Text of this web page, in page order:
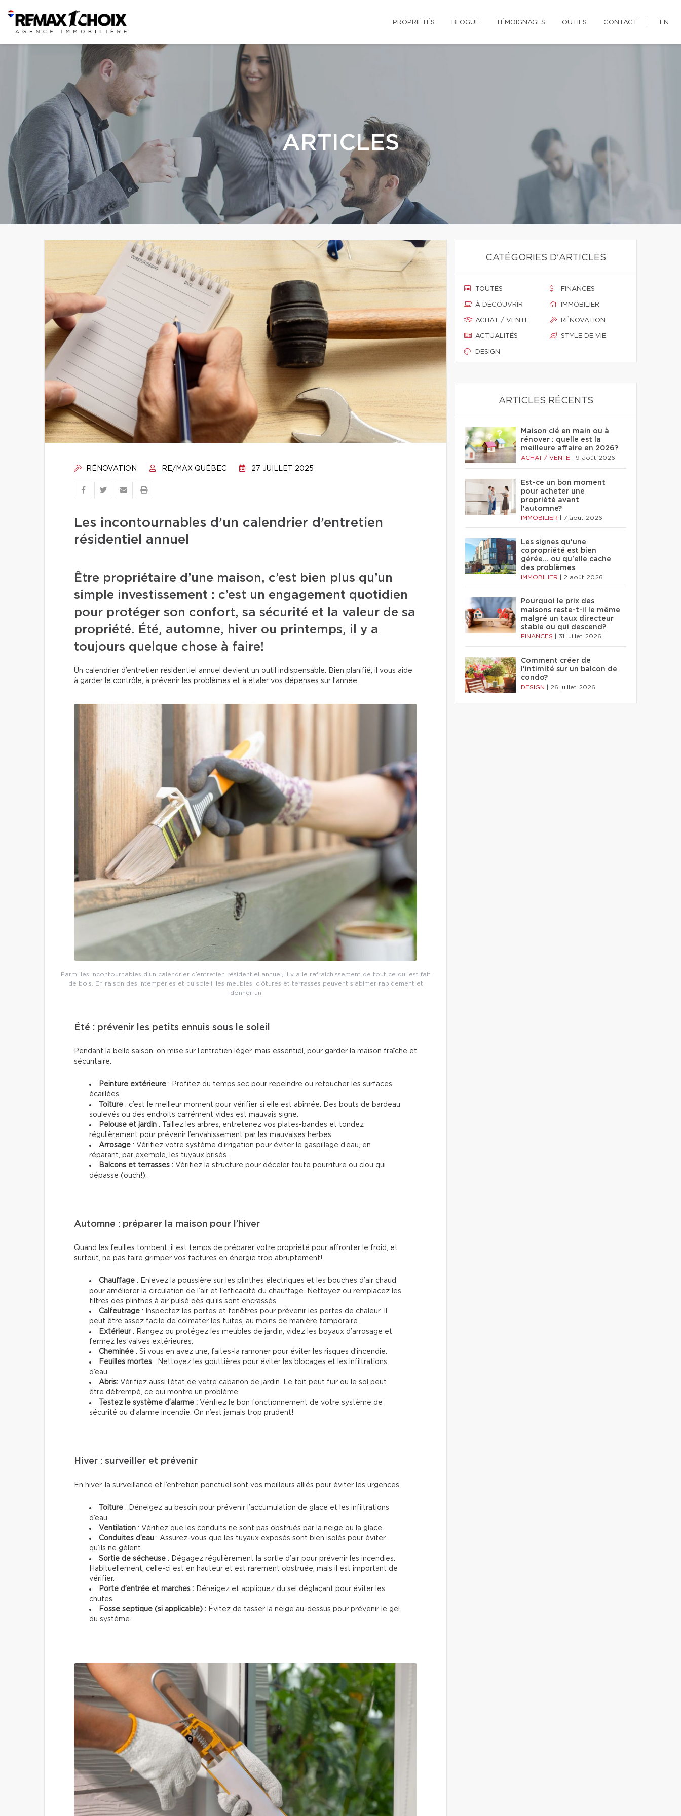
PROPRIÉTÉS BLOGUE TÉMOIGNAGES OUTILS CONTACT EN
ARTICLES
RÉNOVATION RE/MAX QUÉBEC 27 JUILLET 2025
Les incontournables d’un calendrier d’entretien
résidentiel annuel
Être propriétaire d’une maison, c’est bien plus qu’un
simple investissement : c’est un engagement quotidien
pour protéger son confort, sa sécurité et la valeur de sa
propriété. Été, automne, hiver ou printemps, il y a
toujours quelque chose à faire!
Un calendrier d’entretien résidentiel annuel devient un outil indispensable. Bien planifié, il vous aide
à garder le contrôle, à prévenir les problèmes et à étaler vos dépenses sur l’année.
Parmi les incontournables d’un calendrier d’entretien résidentiel annuel, il y a le rafraichissement de tout ce qui est fait
de bois. En raison des intempéries et du soleil, les meubles, clôtures et terrasses peuvent s’abîmer rapidement et
donner un
Été : prévenir les petits ennuis sous le soleil
Pendant la belle saison, on mise sur l’entretien léger, mais essentiel, pour garder la maison fraîche et
sécuritaire.
Peinture extérieure : Profitez du temps sec pour repeindre ou retoucher les surfaces
écaillées.
Toiture : c’est le meilleur moment pour vérifier si elle est abîmée. Des bouts de bardeau
soulevés ou des endroits carrément vides est mauvais signe.
Pelouse et jardin : Taillez les arbres, entretenez vos plates-bandes et tondez
régulièrement pour prévenir l’envahissement par les mauvaises herbes.
Arrosage : Vérifiez votre système d’irrigation pour éviter le gaspillage d’eau, en
réparant, par exemple, les tuyaux brisés.
Balcons et terrasses : Vérifiez la structure pour déceler toute pourriture ou clou qui
dépasse (ouch!).
Automne : préparer la maison pour l’hiver
Quand les feuilles tombent, il est temps de préparer votre propriété pour affronter le froid, et
surtout, ne pas faire grimper vos factures en énergie trop abruptement!
Chauffage : Enlevez la poussière sur les plinthes électriques et les bouches d’air chaud
pour améliorer la circulation de l’air et l'efficacité du chauffage. Nettoyez ou remplacez les
filtres des plinthes à air pulsé dès qu’ils sont encrassés
Calfeutrage : Inspectez les portes et fenêtres pour prévenir les pertes de chaleur. Il
peut être assez facile de colmater les fuites, au moins de manière temporaire.
Extérieur: Rangez ou protégez les meubles de jardin, videz les boyaux d’arrosage et
fermez les valves extérieures.
Cheminée : Si vous en avez une, faites-la ramoner pour éviter les risques d’incendie.
Feuilles mortes : Nettoyez les gouttières pour éviter les blocages et les infiltrations
d’eau.
Abris: Vérifiez aussi l’état de votre cabanon de jardin. Le toit peut fuir ou le sol peut
être détrempé, ce qui montre un problème.
Testez le système d’alarme : Vérifiez le bon fonctionnement de votre système de
sécurité ou d’alarme incendie. On n’est jamais trop prudent!
Hiver : surveiller et prévenir
En hiver, la surveillance et l’entretien ponctuel sont vos meilleurs alliés pour éviter les urgences.
Toiture : Déneigez au besoin pour prévenir l’accumulation de glace et les infiltrations
d’eau.
Ventilation : Vérifiez que les conduits ne sont pas obstrués par la neige ou la glace.
Conduites d’eau : Assurez-vous que les tuyaux exposés sont bien isolés pour éviter
qu’ils ne gèlent.
Sortie de sécheuse : Dégagez régulièrement la sortie d’air pour prévenir les incendies.
Habituellement, celle-ci est en hauteur et est rarement obstruée, mais il est important de
vérifier.
Porte d’entrée et marches : Déneigez et appliquez du sel déglaçant pour éviter les
chutes.
Fosse septique (si applicable) : Évitez de tasser la neige au-dessus pour prévenir le gel
du système.
CATÉGORIES D'ARTICLES
TOUTES
À DÉCOUVRIR
ACHAT / VENTE
ACTUALITÉS
DESIGN
FINANCES
IMMOBILIER
RÉNOVATION
STYLE DE VIE
ARTICLES RÉCENTS
Maison clé en main ou à
rénover : quelle est la
meilleure affaire en 2026?
ACHAT / VENTE 9 août 2026
Est-ce un bon moment
pour acheter une
propriété avant
l'automne?
IMMOBILIER 7 août 2026
Les signes qu'une
copropriété est bien
gérée… ou qu'elle cache
des problèmes
IMMOBILIER 2 août 2026
Pourquoi le prix des
maisons reste-t-il le même
malgré un taux directeur
stable ou qui descend?
FINANCES 31 juillet 2026
Comment créer de
l'intimité sur un balcon de
condo?
DESIGN 26 juillet 2026